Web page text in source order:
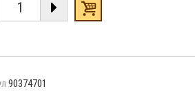
90374701